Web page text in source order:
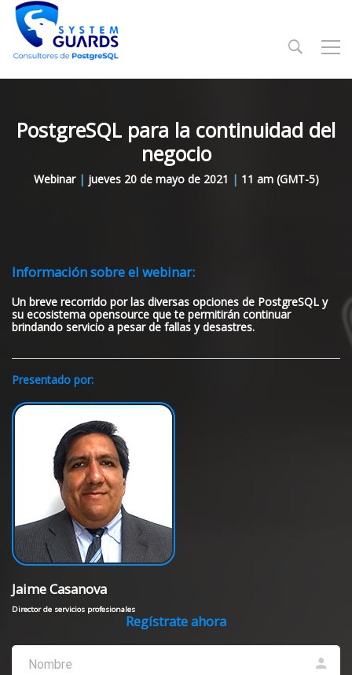
PostgreSQL para la continuidad del
negocio
Webinar | jueves 20 de mayo de 2021 | 11 am (GMT-5)
Información sobre el webinar:
Un breve recorrido por las diversas opciones de PostgreSQL y
su ecosistema opensource que te permitirán continuar
brindando servicio a pesar de fallas y desastres.
Presentado por:
Jaime Casanova
Director de servicios profesionales
Regístrate ahora